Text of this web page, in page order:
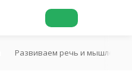
Развиваем речь и мышление.